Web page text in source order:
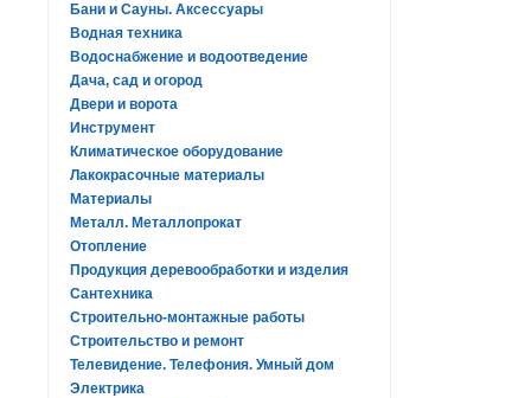
Бани и Сауны. Аксессуары
Водная техника
Водоснабжение и водоотведение
Дача, сад и огород
Двери и ворота
Инструмент
Климатическое оборудование
Лакокрасочные материалы
Материалы
Металл. Металлопрокат
Отопление
Продукция деревообработки и изделия
Сантехника
Строительно-монтажные работы
Строительство и ремонт
Телевидение. Телефония. Умный дом
Электрика